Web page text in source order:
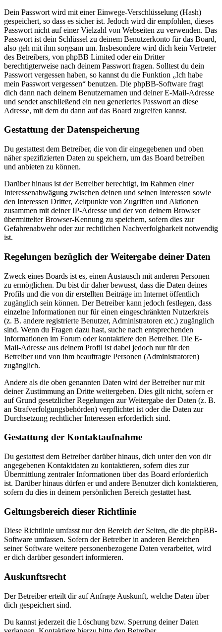
Dein Passwort wird mit einer Einwege-Verschlüsselung (Hash)
gespeichert, so dass es sicher ist. Jedoch wird dir empfohlen, dieses
Passwort nicht auf einer Vielzahl von Webseiten zu verwenden. Das
Passwort ist dein Schlüssel zu deinem Benutzerkonto für das Board,
also geh mit ihm sorgsam um. Insbesondere wird dich kein Vertreter
des Betreibers, von phpBB Limited oder ein Dritter
berechtigterweise nach deinem Passwort fragen. Solltest du dein
Passwort vergessen haben, so kannst du die Funktion „Ich habe
mein Passwort vergessen“ benutzen. Die phpBB-Software fragt
dich dann nach deinem Benutzernamen und deiner E-Mail-Adresse
und sendet anschließend ein neu generiertes Passwort an diese
Adresse, mit dem du dann auf das Board zugreifen kannst.
Gestattung der Datenspeicherung
Du gestattest dem Betreiber, die von dir eingegebenen und oben
näher spezifizierten Daten zu speichern, um das Board betreiben
und anbieten zu können.
Darüber hinaus ist der Betreiber berechtigt, im Rahmen einer
Interessenabwägung zwischen deinen und seinen Interessen sowie
den Interessen Dritter, Zeitpunkte von Zugriffen und Aktionen
zusammen mit deiner IP-Adresse und der von deinem Browser
übermittelter Browser-Kennung zu speichern, sofern dies zur
Gefahrenabwehr oder zur rechtlichen Nachverfolgbarkeit notwendig
ist.
Regelungen bezüglich der Weitergabe deiner Daten
Zweck eines Boards ist es, einen Austausch mit anderen Personen
zu ermöglichen. Du bist dir daher bewusst, dass die Daten deines
Profils und die von dir erstellten Beiträge im Internet öffentlich
zugänglich sein können. Der Betreiber kann jedoch festlegen, dass
einzelne Informationen nur für einen eingeschränkten Nutzerkreis
(z. B. andere registrierte Benutzer, Administratoren etc.) zugänglich
sind. Wenn du Fragen dazu hast, suche nach entsprechenden
Informationen im Forum oder kontaktiere den Betreiber. Die E-
Mail-Adresse aus deinem Profil ist dabei jedoch nur für den
Betreiber und von ihm beauftragte Personen (Administratoren)
zugänglich.
Andere als die oben genannten Daten wird der Betreiber nur mit
deiner Zustimmung an Dritte weitergeben. Dies gilt nicht, sofern er
auf Grund gesetzlicher Regelungen zur Weitergabe der Daten (z. B.
an Strafverfolgungsbehörden) verpflichtet ist oder die Daten zur
Durchsetzung rechtlicher Interessen erforderlich sind.
Gestattung der Kontaktaufnahme
Du gestattest dem Betreiber darüber hinaus, dich unter den von dir
angegebenen Kontaktdaten zu kontaktieren, sofern dies zur
Übermittlung zentraler Informationen über das Board erforderlich
ist. Darüber hinaus dürfen er und andere Benutzer dich kontaktieren,
sofern du dies in deinem persönlichen Bereich gestattet hast.
Geltungsbereich dieser Richtlinie
Diese Richtlinie umfasst nur den Bereich der Seiten, die die phpBB-
Software umfassen. Sofern der Betreiber in anderen Bereichen
seiner Software weitere personenbezogene Daten verarbeitet, wird
er dich darüber gesondert informieren.
Auskunftsrecht
Der Betreiber erteilt dir auf Anfrage Auskunft, welche Daten über
dich gespeichert sind.
Du kannst jederzeit die Löschung bzw. Sperrung deiner Daten